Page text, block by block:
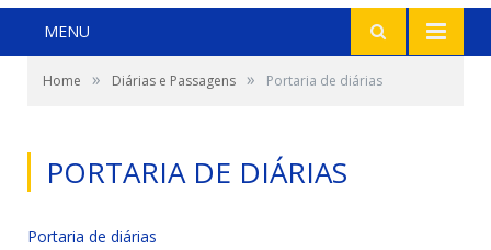
MENU
Home » Diárias e Passagens » Portaria de diárias
PORTARIA DE DIÁRIAS
Portaria de diárias